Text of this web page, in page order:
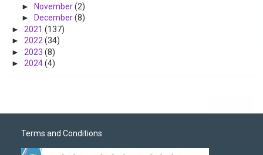
► November(2)
►
December(8)
► 2021 (137)
► 2022 (34)
► 2023 (8)
► 2024(4)
Terms and Conditions